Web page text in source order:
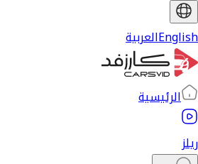
Englishالعربية
الرئيسية
ريلز